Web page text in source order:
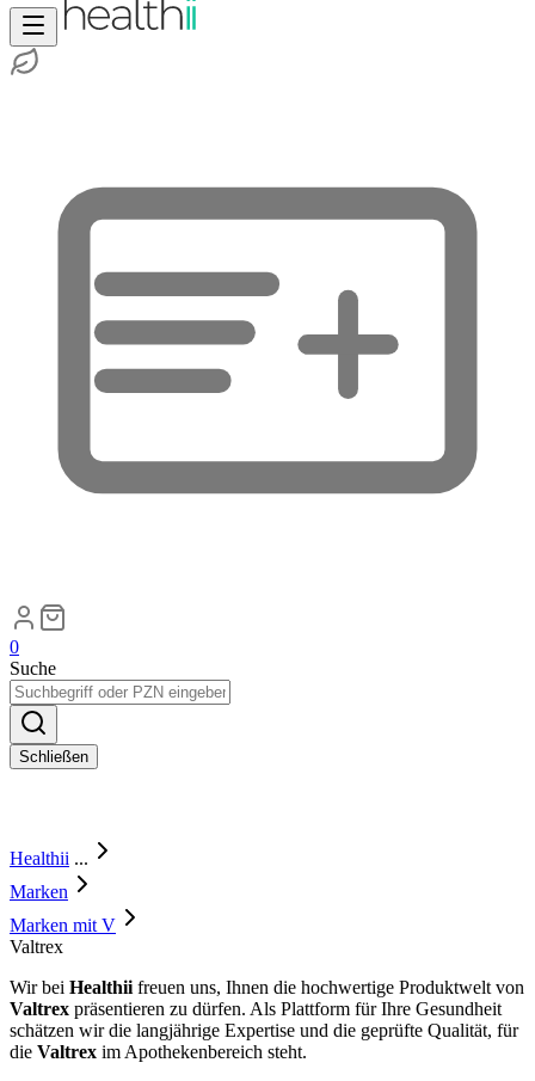
0
Suche
Schließen
Healthii ...
Marken
Marken mit V
Valtrex
Wir bei Healthii freuen uns, Ihnen die hochwertige Produktwelt von
Valtrex präsentieren zu dürfen. Als Plattform für Ihre Gesundheit
schätzen wir die langjährige Expertise und die geprüfte Qualität, für
die Valtrex im Apothekenbereich steht.